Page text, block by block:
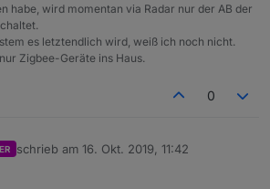
habe, wird momentan via Radar nur der AB der
es letztendlich wird, weiß ich noch nicht.
Zigbee-Geräte ins Haus.
0
schrieb am 16. Okt. 2019, 11:42
zuletzt editiert von